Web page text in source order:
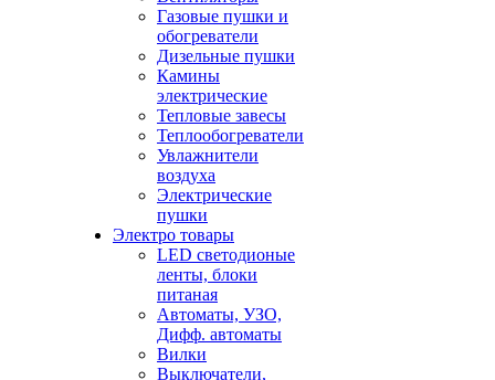
Газовые пушки и
обогреватели
Дизельные пушки
Камины
электрические
Тепловые завесы
Теплообогреватели
Увлажнители
воздуха
Электрические
пушки
Электро товары
LED светодионые
ленты, блоки
питаная
Автоматы, УЗО,
Дифф. автоматы
Вилки
Выключатели,